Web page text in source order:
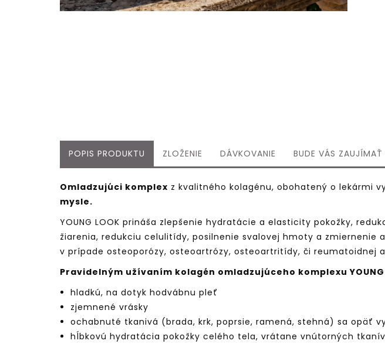
OREGÁNOVÝ OLEJ
POPIS PRODUKTU ZLOŽENIE DÁVKOVANIE BUDE VÁS ZAUJÍMAŤ
Omladzujúci komplex z kvalitného kolagénu, obohatený o lekármi
mysle.
YOUNG LOOK prináša zlepšenie hydratácie a elasticity pokožky,
žiarenia, redukciu celulitídy, posilnenie svalovej hmoty a
v prípade osteoporózy, osteoartrózy, osteoartritídy, či reumatoidnej
Pravidelným užívaním kolagén omladzujúceho komplexu YOUNG
hladkú, na dotyk hodvábnu pleť
zjemnené vrásky
ochabnuté tkanivá (brada, krk, poprsie, ramená, stehná) sa opäť
hĺbkovú hydratácia pokožky celého tela, vrátane vnútorných